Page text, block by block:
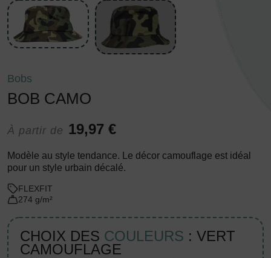
Bobs
BOB CAMO
À partir de 19,97 €
Modèle au style tendance. Le décor camouflage est idéal
pour un style urbain décalé.
FLEXFIT
274 g/m²
CHOIX DES COULEURS : VERT
CAMOUFLAGE